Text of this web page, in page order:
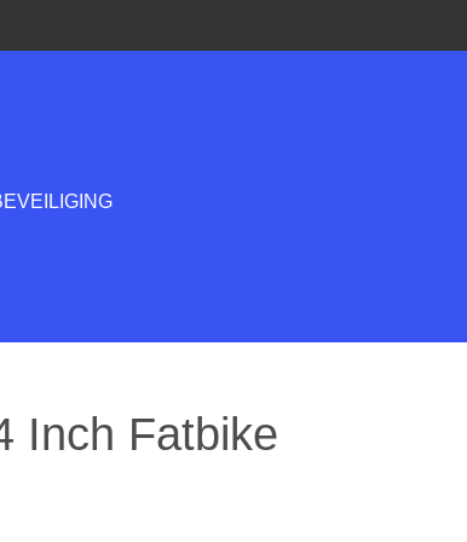
Inch Fatbike